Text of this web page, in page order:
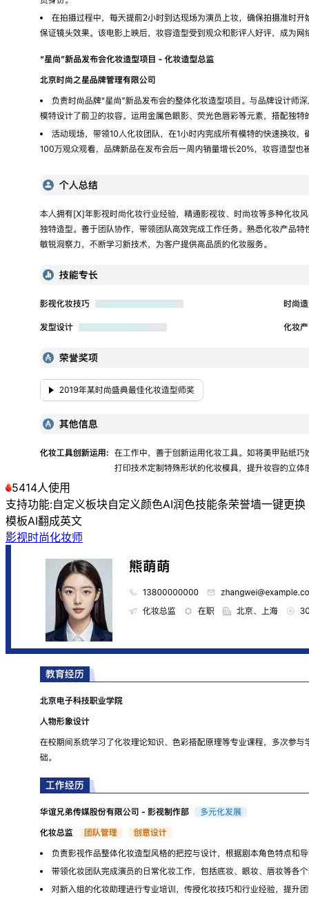
5414人使用
支持功能:自定义板块自定义颜色AI润色技能条荣誉墙一键更换
模板AI翻成英文
影视时尚化妆师